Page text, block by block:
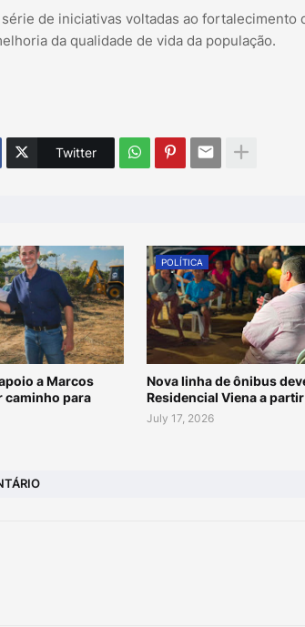
de iniciativas voltadas ao
da qualidade de vida da população.
Twitter
a Marcos
caminho para
POLÍTICA
Nova linha de ônibus
Residencial Viena a
July 17, 2026